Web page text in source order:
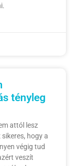
tényleg
attól lesz
sikeres, hogy a
végig tud
veszít